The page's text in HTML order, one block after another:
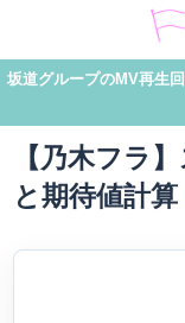
坂道グループのMV再生
【乃木フラ
と期待値計算